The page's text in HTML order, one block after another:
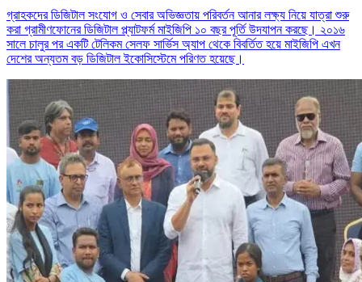
গ্রাহকদের ডিজিটাল সংযোগ ও সেবার অভিজ্ঞতায় পরিবর্তন আনার লক্ষ্য নিয়ে যাত্রা শুরু
করা গ্রামীণফোনের ডিজিটাল প্ল্যাটফর্ম মাইজিপি ১০ বছর পূর্তি উদযাপন করছে। ২০১৬
সালে চালুর পর একটি টেলিকম সেলফ সার্ভিস অ্যাপ থেকে বিবর্তিত হয়ে মাইজিপি এখন
দেশের অন্যতম বড় ডিজিটাল ইকোসিস্টেমে পরিণত হয়েছে।